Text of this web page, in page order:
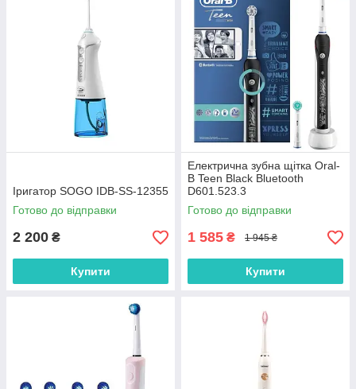
Іригатор SOGO IDB-SS-12355
Готово до відправки
2 200 ₴
Купити
Електрична зубна щітка Oral-
B Teen Black Bluetooth
D601.523.3
Готово до відправки
1 585 ₴ 1 945 ₴
Купити